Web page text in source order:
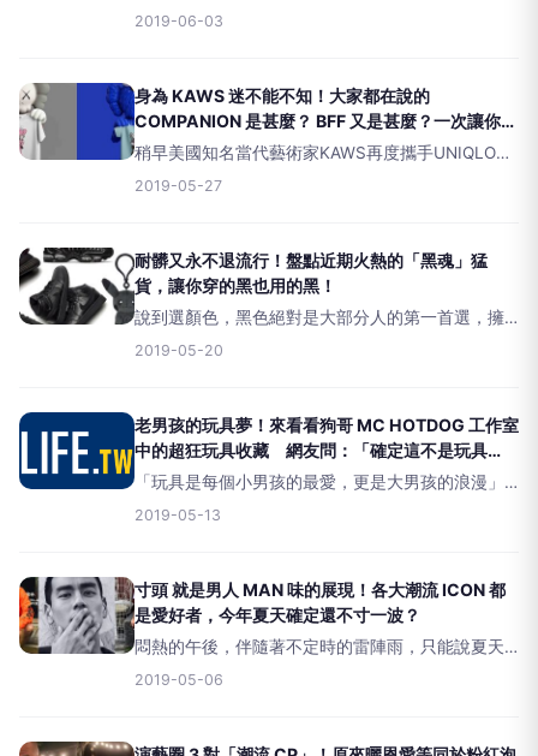
味，那就是永垂不朽的原色Indigo；那為何一般大眾
用
2019-06-03
身為 KAWS 迷不能不知！大家都在說的
COMPANION 是甚麼？ BFF 又是甚麼？一次讓你搞
懂！
稍早美國知名當代藝術家KAWS再度攜手UNIQLO推
出2019聯名系列「KAWS:SUMMER」UT系列，這
2019-05-27
耐髒又永不退流行！盤點近期火熱的「黑魂」猛
貨，讓你穿的黑也用的黑！
說到選顏色，黑色絕對是大部分人的第一首選，擁
有時尚、神秘及奢華集於一身等特質，可以說是歷
別企劃也特別嚴選
2019-05-20
老男孩的玩具夢！來看看狗哥 MC HOTDOG 工作室
中的超狂玩具收藏 網友問：「確定這不是玩具
店？」
「玩具是每個小男孩的最愛，更是大男孩的浪漫」
這句話套在饒舌歌手MCHotDog熱狗再合適不過，
真價實的玩
2019-05-13
寸頭 就是男人 MAN 味的展現！各大潮流 ICON 都
是愛好者，今年夏天確定還不寸一波？
悶熱的午後，伴隨著不定時的雷陣雨，只能說夏天
已正式到來，相信很多朋友都會選擇在這時候將頭
2019-05-06